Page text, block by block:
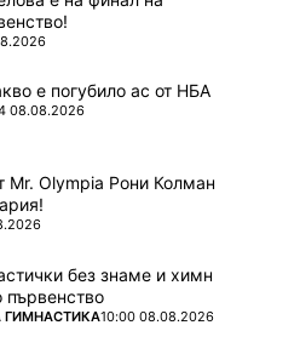
е погубило ас от НБА
08.08.2026
Mr. Olympia Рони Колман
без знаме и химн
първенство
ГИМНАСТИКА10:00 08.08.2026